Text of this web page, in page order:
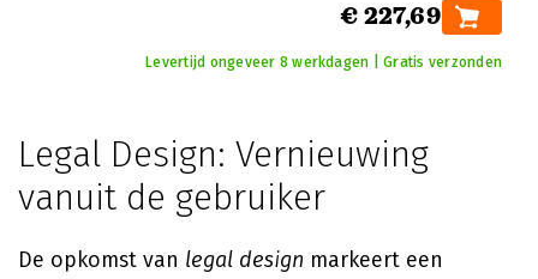
€ 227,69
Levertijd ongeveer 8 werkdagen | Gratis verzonden
Legal Design: Vernieuwing
vanuit de gebruiker
De opkomst van legal design markeert een